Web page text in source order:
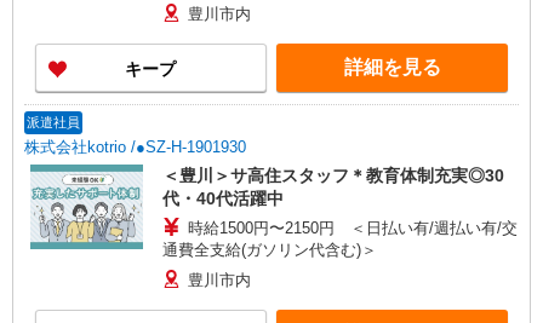
豊川市内
キープ 詳細を見る
派遣社員
株式会社kotrio /●SZ-H-1901930
＜豊川＞サ高住スタッフ＊教育体制充実◎30
代・40代活躍中
時給1500円〜2150円 ＜日払い有/週払い有/交
通費全支給(ガソリン代含む)＞
豊川市内